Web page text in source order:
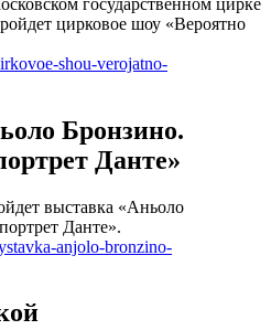
цирковое шоу «Вероятно
shou-verojatno-
Бронзино.
Данте»
выставка «Аньоло
Данте».
anjolo-bronzino-